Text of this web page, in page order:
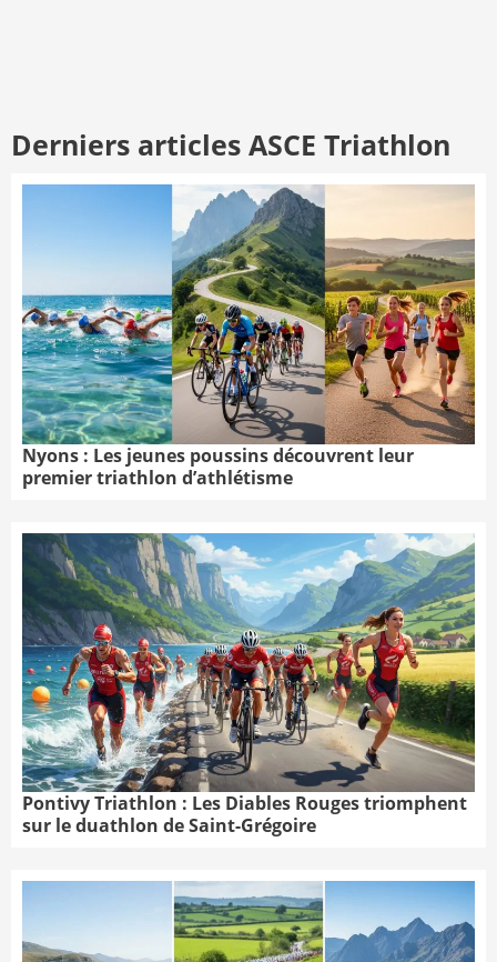
Derniers articles ASCE Triathlon
Nyons : Les jeunes poussins découvrent leur
premier triathlon d’athlétisme
Pontivy Triathlon : Les Diables Rouges triomphent
sur le duathlon de Saint-Grégoire